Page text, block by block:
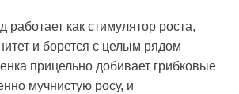
работает как стимулятор роста,
и борется с целым рядом
прицельно добивает грибковые
мучнистую росу, и